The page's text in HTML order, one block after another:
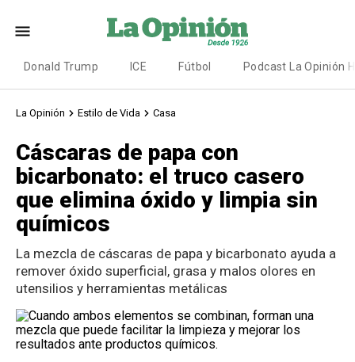
Donald Trump ICE Fútbol Podcast La Opinión
La Opinión Estilo de Vida Casa
Cáscaras de papa con
bicarbonato: el truco casero
que elimina óxido y limpia sin
químicos
La mezcla de cáscaras de papa y bicarbonato ayuda a
remover óxido superficial, grasa y malos olores en
utensilios y herramientas metálicas